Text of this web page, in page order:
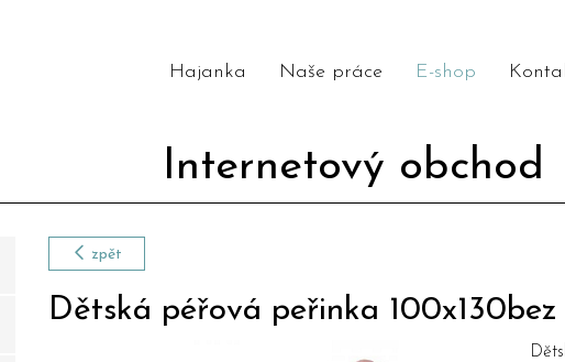
Hajanka Naše práce E-shop
Internetový obchod
zpět
Dětská péřová peřinka